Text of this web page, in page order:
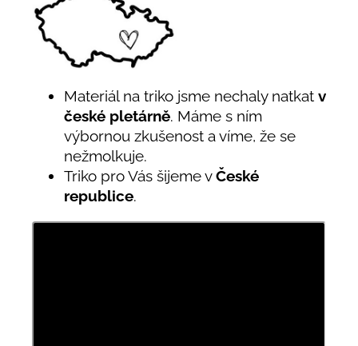
Materiál na triko jsme nechaly natkat v
české pletárně. Máme s ním
výbornou zkušenost a víme, že se
nežmolkuje.
Triko pro Vás šijeme vČeské
republice.